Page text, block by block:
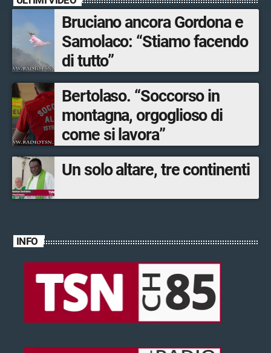
Bruciano ancora Gordona e
Samolaco: “Stiamo facendo
di tutto”
Bertolaso. “Soccorso in
montagna, orgoglioso di
come si lavora”
Un solo altare, tre continenti
INFO